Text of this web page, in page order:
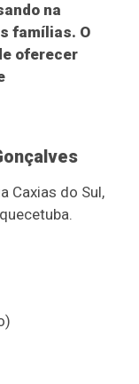
na
famílias. O
oferecer
Caxias do Sul,